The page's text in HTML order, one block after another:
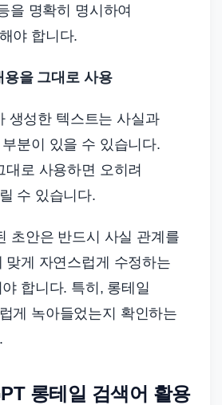
을 명확히 명시하여
야 합니다.
을 그대로 사용
생성한 텍스트는 사실과
분이 있을 수 있습니다.
대로 사용하면 오히려
수 있습니다.
초안은 반드시 사실 관계를
맞게 자연스럽게 수정하는
합니다. 특히, 롱테일
게 녹아들었는지 확인하는
롱테일 검색어 활용